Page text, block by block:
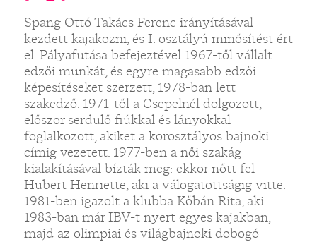
Spang Ottó Takács Ferenc irányításával
kezdett kajakozni, és I. osztályú minősítést ért
el. Pályafutása befejeztével 1967-től vállalt
edzői munkát, és egyre magasabb edzői
képesítéseket szerzett, 1978-ban lett
szakedző. 1971-től a Csepelnél dolgozott,
először serdülő fiúkkal és lányokkal
foglalkozott, akiket a korosztályos bajnoki
címig vezetett. 1977-ben a női szakág
kialakításával bízták meg: ekkor nőtt fel
Hubert Henriette, aki a válogatottságig vitte.
1981-ben igazolt a klubba Kőbán Rita, aki
1983-ban már IBV-t nyert egyes kajakban,
majd az olimpiai és világbajnoki dobogó